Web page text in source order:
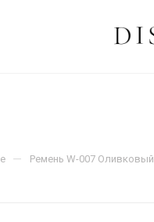
— Ремень W-007 Оливковый